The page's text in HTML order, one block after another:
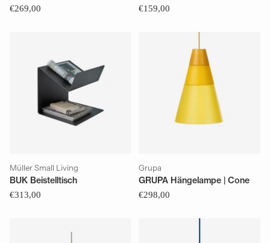
€269,00 €159,00
Müller Small Living
BUK Beistelltisch
€313,00
Grupa
GRUPA Hängelampe | Cone
€298,00